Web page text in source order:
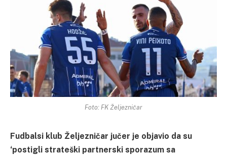
Foto: FK Željezničar
Fudbalsi klub Željezničar jučer je objavio da su
‘postigli strateški partnerski sporazum sa